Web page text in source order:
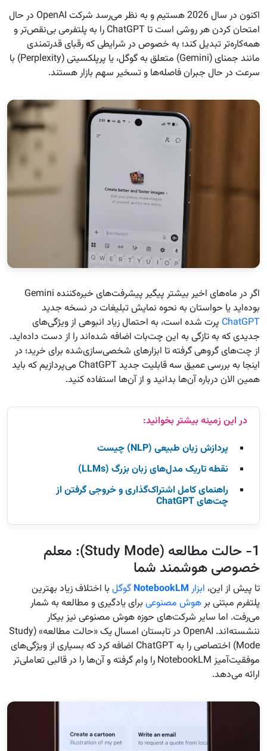
اکنون در سال 2026 هستیم و به نظر می‌رسد شرکت OpenAI در حال
امتحان کردن هر روشی است تا ChatGPT را به پلتفرمی بی‌نقص‌تر و
همه‌کاره‌تر تبدیل کند؛ به خصوص در شرایطی که رقبای قدرتمندی
مانند جمنای (Gemini) متعلق به گوگل، یا پرپلکسیتی (Perplexity) با
سرعت در حال جبران فاصله‌ها و تسخیر سهم بازار هستند.
اگر در ماه‌های اخیر بیشتر پیگیر پیشرفت‌های خیره‌کننده Gemini
بوده‌اید یا حواستان به نحوه نمایش تبلیغات در نسخه جدید
ChatGPT پرت شده است، به احتمال زیاد انبوهی از ویژگی‌های
جدیدی که به تازگی به این چت‌بات اضافه شده‌اند را از دست داده‌اید.
از چت‌های گروهی گرفته تا ابزارهای شخصی‌سازی‌شده برای خرید؛ در
اینجا به بررسی عمیق سه قابلیت جدید ChatGPT می‌پردازیم که باید
همین الان درباره آن‌ها بدانید و از آن‌ها استفاده کنید.
پردازش زبان طبیعی (NLP) چیست
نقطه تاریک مدل‌های زبان بزرگ (LLMs)
راهنمای کامل اشتراک‌گذاری و خروجی گرفتن از
چت‌های ChatGPT
1- حالت مطالعه (Study Mode): معلم
خصوصی هوشمند شما
تا پیش از این، ابزار NotebookLM گوگل با اختلاف زیاد بهترین
پلتفرم مبتنی برهوش مصنوعی برای یادگیری و مطالعه به شمار
می‌رفت. اما سایر شرکت‌های حوزه هوش مصنوعی نیز بیکار
ننشسته‌اند. OpenAI در تابستان امسال یک «حالت مطالعه» (Study
Mode) اختصاصی را به ChatGPT اضافه کرد که بسیاری از ویژگی‌های
موفقیت‌آمیز NotebookLM را وام گرفته و آن‌ها را در قالبی تعاملی‌تر
ارائه می‌دهد.